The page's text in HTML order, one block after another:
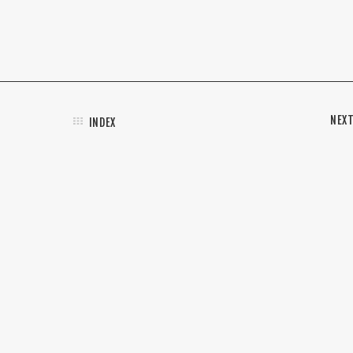
INDEX